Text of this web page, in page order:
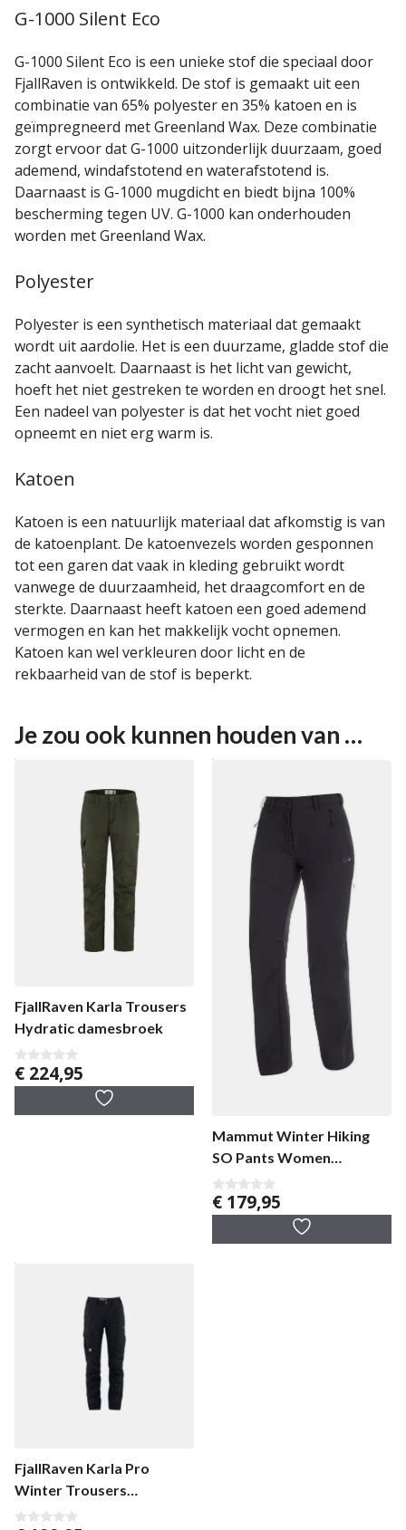
G-1000 Silent Eco
G-1000 Silent Eco is een unieke stof die speciaal door
FjallRaven is ontwikkeld. De stof is gemaakt uit een
combinatie van 65% polyester en 35% katoen en is
geïmpregneerd met Greenland Wax. Deze combinatie
zorgt ervoor dat G-1000 uitzonderlijk duurzaam, goed
ademend, windafstotend en waterafstotend is.
Daarnaast is G-1000 mugdicht en biedt bijna 100%
bescherming tegen UV. G-1000 kan onderhouden
worden met Greenland Wax.
Polyester
Polyester is een synthetisch materiaal dat gemaakt
wordt uit aardolie. Het is een duurzame, gladde stof die
zacht aanvoelt. Daarnaast is het licht van gewicht,
hoeft het niet gestreken te worden en droogt het snel.
Een nadeel van polyester is dat het vocht niet goed
opneemt en niet erg warm is.
Katoen
Katoen is een natuurlijk materiaal dat afkomstig is van
de katoenplant. De katoenvezels worden gesponnen
tot een garen dat vaak in kleding gebruikt wordt
vanwege de duurzaamheid, het draagcomfort en de
sterkte. Daarnaast heeft katoen een goed ademend
vermogen en kan het makkelijk vocht opnemen.
Katoen kan wel verkleuren door licht en de
rekbaarheid van de stof is beperkt.
Je zou ook kunnen houden van …
FjallRaven Karla Trousers
Hydratic damesbroek
0
v
5
€ 224,95
Mammut Winter Hiking
SO Pants Women
damesbroek
0
v
€ 179,95
FjallRaven Karla Pro
Winter Trousers
damesbroek